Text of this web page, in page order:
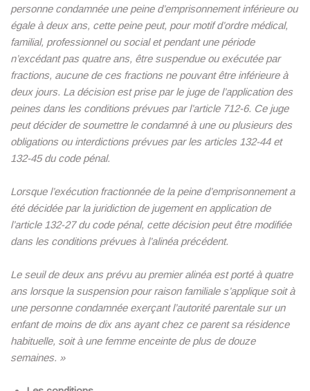
personne condamnée une peine d’emprisonnement inférieure ou
égale à deux ans, cette peine peut, pour motif d’ordre médical,
familial, professionnel ou social et pendant une période
n’excédant pas quatre ans, être suspendue ou exécutée par
fractions, aucune de ces fractions ne pouvant être inférieure à
deux jours. La décision est prise par le juge de l’application des
peines dans les conditions prévues par l’article 712-6. Ce juge
peut décider de soumettre le condamné à une ou plusieurs des
obligations ou interdictions prévues par les articles 132-44 et
132-45 du code pénal.
Lorsque l’exécution fractionnée de la peine d’emprisonnement a
été décidée par la juridiction de jugement en application de
l’article 132-27 du code pénal, cette décision peut être modifiée
dans les conditions prévues à l’alinéa précédent.
Le seuil de deux ans prévu au premier alinéa est porté à quatre
ans lorsque la suspension pour raison familiale s’applique soit à
une personne condamnée exerçant l’autorité parentale sur un
enfant de moins de dix ans ayant chez ce parent sa résidence
habituelle, soit à une femme enceinte de plus de douze
semaines. »